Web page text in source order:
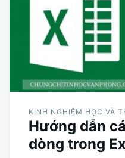
KINH NGHIỆM HỌC VÀ
Hướng dẫn
dòng trong